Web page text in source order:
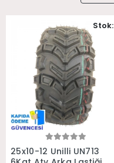
Sepete Ekle
25x10-12 Unilli UN713
Stok: